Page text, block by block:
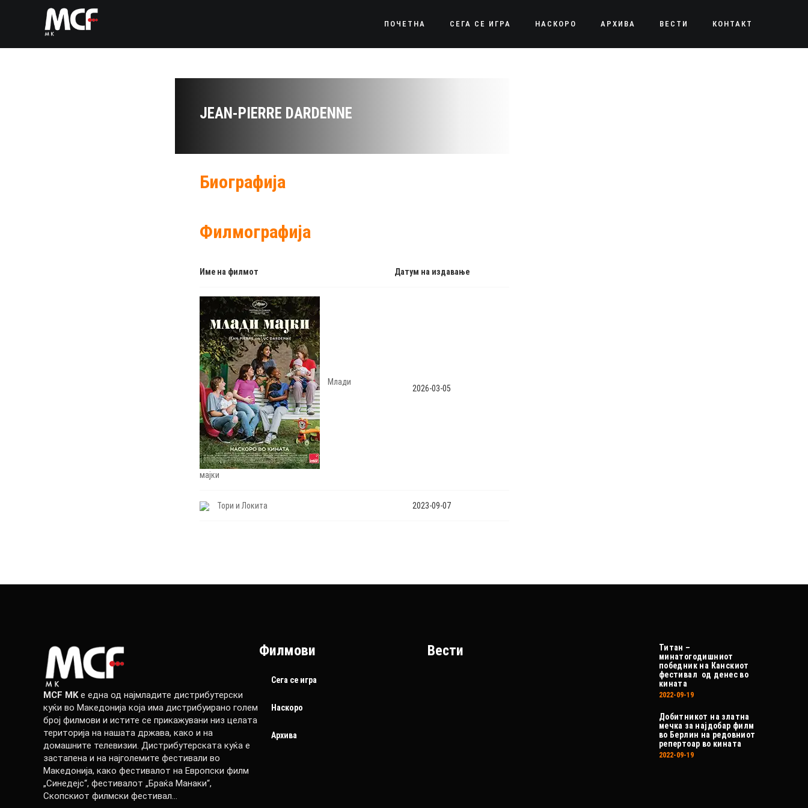
ПОЧЕТНА СЕГА СЕ ИГРА НАСКОРО АРХИВА ВЕСТИ КОНТАКТ
JEAN-PIERRE DARDENNE
Биографија
Филмографија
Име на филмот Датум на издавање
Млади
мајки
2026-03-05
Тори и Локита 2023-09-07
MCF MKе една од најмладите дистрибутерски
куќи во Македонија која има дистрибуирано голем
број филмови и истите се прикажувани низ целата
територија на нашата држава, како и на
домашните телевизии. Дистрибутерската куќа е
застапена и на најголемите фестивали во
Македонија, како фестивалот на Европски филм
„Синедејс“, фестивалот „Браќа Манаки“,
Скопскиот филмски фестивал…
Филмови
Сега се игра
Наскоро
Архива
Вести
Титан –
минатогодишниот
победник на Канскиот
фестивал од денес во
кината
2022-09-19
Добитникот на златна
мечка за најдобар филм
во Берлин на редовниот
репертоар во кината
2022-09-19